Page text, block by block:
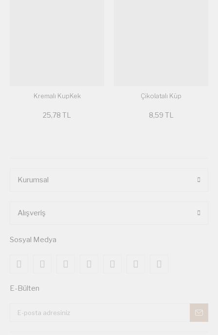
Kremalı KupKek
25,78 TL
Çikolatalı Küp
8,59 TL
Kurumsal
Alışveriş
Sosyal Medya
E-Bülten